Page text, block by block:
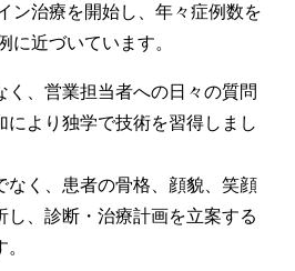
ン治療を開始し、年々症例数を
に近づいています。
く、営業担当者への日々の質問
により独学で技術を習得しまし
なく、患者の骨格、顔貌、笑顔
し、診断・治療計画を立案する